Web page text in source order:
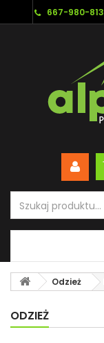
667-980-813
Odzież
ODZIEŻ